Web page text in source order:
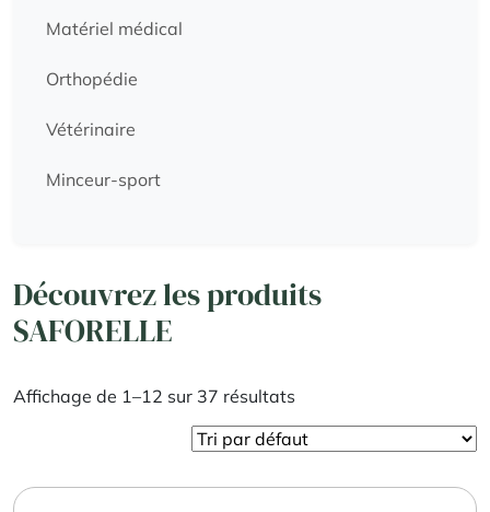
Matériel médical
Orthopédie
Vétérinaire
Minceur-sport
Découvrez les produits
SAFORELLE
Affichage de 1–12 sur 37 résultats